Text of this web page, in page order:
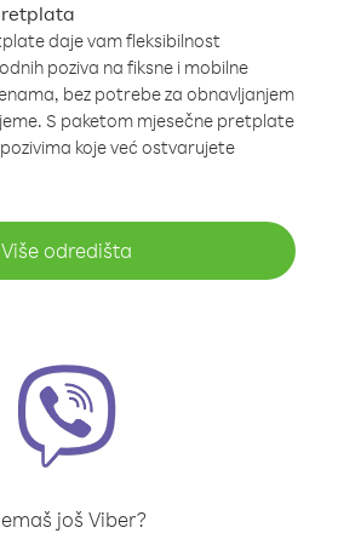
daje vam fleksibilnost
poziva na fiksne i mobilne
bez potrebe za obnavljanjem
S paketom mjesečne pretplate
koje već ostvarujete
Više odredišta
još Viber?